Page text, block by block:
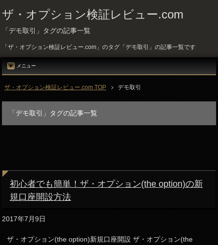
ザ・オプション検証レビュー.com
「デモ取引」タグの記事一覧
「ザ・オプション検証レビュー.com」のタグ「デモ取引」の記事一覧です
メニュー
ザ・オプション検証レビュー.com TOP デモ取引
「デモ取引」タグの記事一覧
初心者でも簡単！ザ・オプション(the option)の新
規口座開設方法
2017年7月9日
ザ・オプション(the option)新規口座開設 ザ・オプション(the